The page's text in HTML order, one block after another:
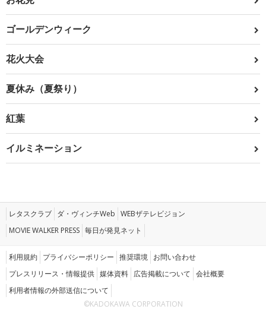
ゴールデンウィーク
花火大会
夏休み（夏祭り）
紅葉
イルミネーション
レタスクラブ ダ・ヴィンチWeb WEBザテレビジョン
MOVIE WALKER PRESS 毎日が発見ネット
利用規約 プライバシーポリシー 推奨環境 お問い合わせ
プレスリリース・情報提供 媒体資料 広告掲載について 会社概要
利用者情報の外部送信について
©KADOKAWA CORPORATION